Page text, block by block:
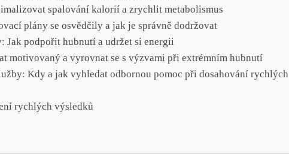
spalování kalorií a zrychlit metabolismus
plány se osvědčily a jak je správně dodržovat
Jak podpořit hubnutí a udržet si energii
motivovaný a vyrovnat se s výzvami při extrémním hubnutí
Kdy a jak vyhledat odbornou pomoc při dosahování rychlých
rychlých výsledků